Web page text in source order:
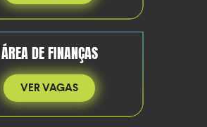
ÁREA DE FINANÇAS
VER VAGAS